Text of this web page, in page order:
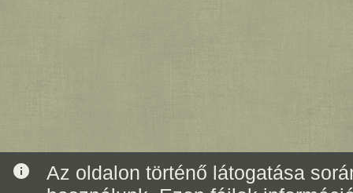
info
Az oldalon történő látogatása